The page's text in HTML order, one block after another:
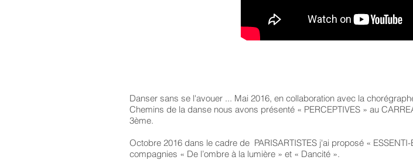
Danser sans se l'avouer ... Mai 2016, en collaboration avec la
Chemins de la danse nous avons présenté « PERCEPTIVES » au
3ème.
Octobre 2016 dans le cadre de PARISARTISTES j'ai proposé «
compagnies « De l’ombre à la lumière » et « Dancité ».